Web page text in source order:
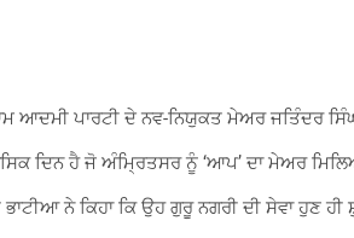
ਪਾਰਟੀ ਦੇ ਨਵ-ਨਿਯੁਕਤ ਮੇਅਰ ਜਤਿੰਦਰ
ਦਿਨ ਹੈ ਜੋ ਅੰਮ੍ਰਿਤਸਰ ਨੂੰ ‘ਆਪ’ ਦਾ ਮੇਅਰ
ਨੇ ਕਿਹਾ ਕਿ ਉਹ ਗੁਰੂ ਨਗਰੀ ਦੀ ਸੇਵਾ ਹੁਣ